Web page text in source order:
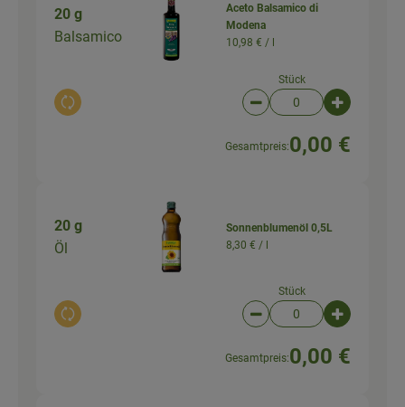
20 g
Balsamico
Auswahl ändern
Aceto Balsamico di
Modena
10,98 € / l
Stück
Artikelanzahl
Gesamtpreis:0,00 €
20 g
Öl
Auswahl ändern
Sonnenblumenöl 0,5L
8,30 € /
Stück
Artikelanzahl
Gesamtpreis:0,00 €